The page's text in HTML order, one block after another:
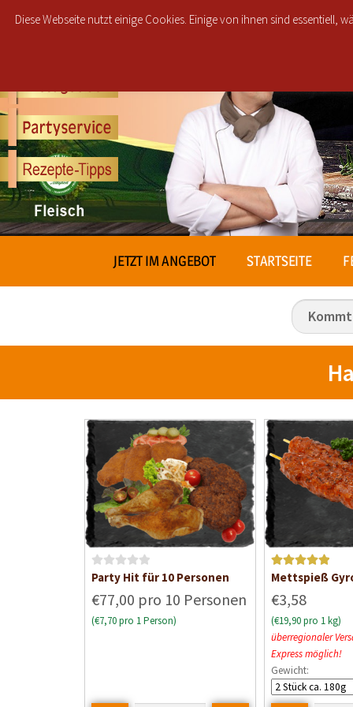
JETZT IM ANGEBOT STARTSEITE
B
w
e
Party Hit für 10 Personen
€77,00 pro 10 Personen
(€7,70 pro 1 Person)
Bewertet mit
Mettspieß
€3,58
(€19,90 pro 1 kg)
überregionaler
Express möglich!
Gewicht:
Diese Webseite nutzt einige Cookies. Einige von ihnen sind essentiell,